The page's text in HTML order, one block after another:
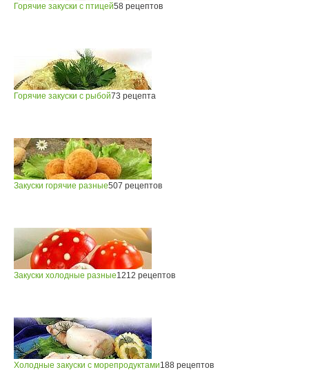
Горячие закуски с птицей58 рецептов
Горячие закуски с рыбой73 рецепта
Закуски горячие разные507 рецептов
Закуски холодные разные1212 рецептов
Холодные закуски с морепродуктами188 рецептов